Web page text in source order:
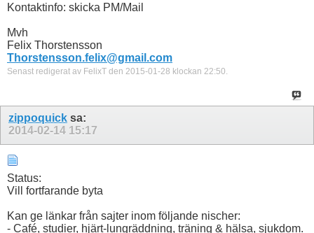
Kontaktinfo: skicka PM/Mail
Mvh
Felix Thorstensson
Thorstensson.felix@gmail.com
Senast redigerat av FelixT den 2015-01-28 klockan 22:50.
zippoquick sa:
2014-02-14 15:17
Status:
Vill fortfarande byta
Kan ge länkar från sajter inom följande nischer:
- Café, studier, hjärt-lungräddning, träning & hälsa, sjukdom.